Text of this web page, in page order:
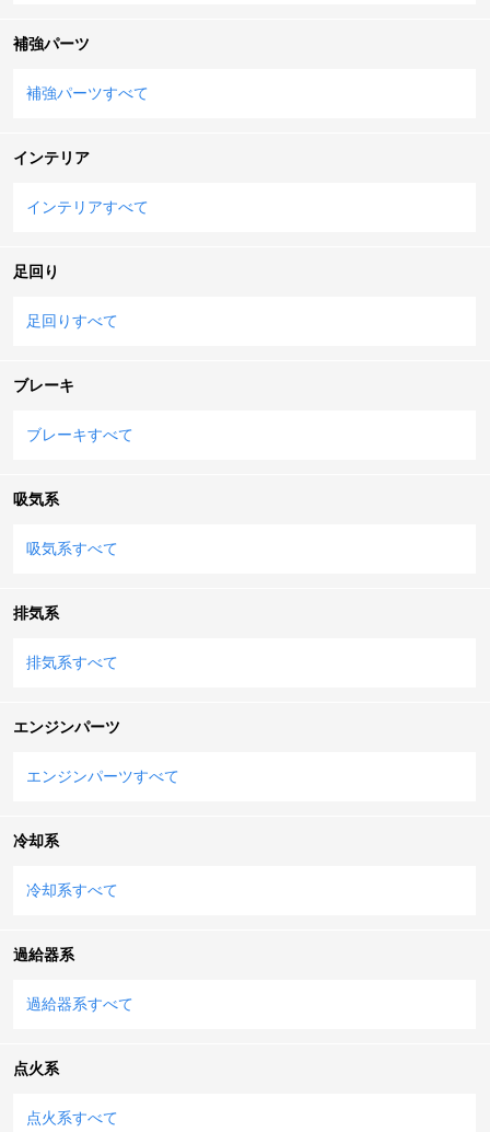
補強パーツ
補強パーツすべて
インテリア
インテリアすべて
足回り
足回りすべて
ブレーキ
ブレーキすべて
吸気系
吸気系すべて
排気系
排気系すべて
エンジンパーツ
エンジンパーツすべて
冷却系
冷却系すべて
過給器系
過給器系すべて
点火系
点火系すべて